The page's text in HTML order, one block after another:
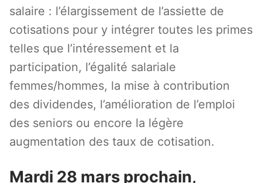
salaire : l’élargissement de l’assiette de
cotisations pour y intégrer toutes les primes
telles que l’intéressement et la
participation, l’égalité salariale
femmes/hommes, la mise à contribution
des dividendes, l’amélioration de l’emploi
des seniors ou encore la légère
augmentation des taux de cotisation.
Mardi 28 mars prochain,